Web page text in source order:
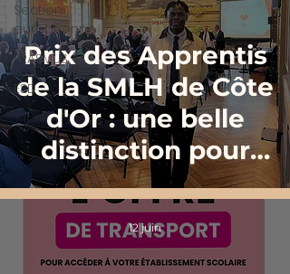
Section
européenne
ERASMUS +
E3D
Prix des Apprentis
de la SMLH de Côte
d'Or : une belle
distinction pour
notre apprenti
12 juin